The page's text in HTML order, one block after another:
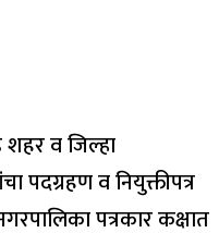
शहर व जिल्हा
पदग्रहण व नियुक्तीपत्र
पत्रकार कक्षात